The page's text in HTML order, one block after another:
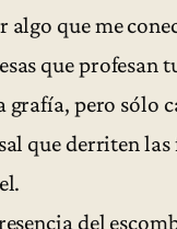
algo que me
que profesan
grafía, pero sólo
que derriten
del